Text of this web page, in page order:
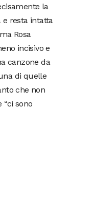
la
e resta intatta
Rosa
incisivo e
canzone da
di quelle
che non
sono